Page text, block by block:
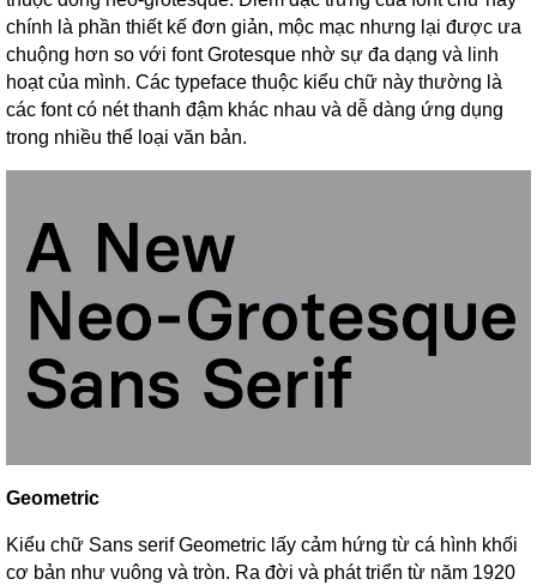
chính là phần thiết kế đơn giản, mộc mạc nhưng lại được ưa
chuộng hơn so với font Grotesque nhờ sự đa dạng và linh
hoạt của mình. Các typeface thuộc kiểu chữ này thường là
các font có nét thanh đậm khác nhau và dễ dàng ứng dụng
trong nhiều thể loại văn bản.
Geometric
Kiểu chữ Sans serif Geometric lấy cảm hứng từ cá hình khối
cơ bản như vuông và tròn. Ra đời và phát triển từ năm 1920